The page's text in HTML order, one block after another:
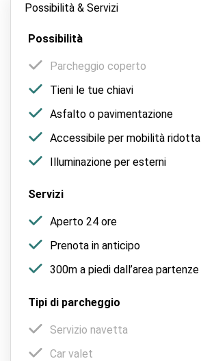
Possibilità & Servizi
Possibilità
Parcheggio coperto
Tieni le tue chiavi
Asfalto o pavimentazione
Accessibile per mobilità ridotta
Illuminazione per esterni
Servizi
Aperto 24 ore
Prenota in anticipo
300m a piedi dall’area partenze
Tipi di parcheggio
Servizio navetta
Car valet